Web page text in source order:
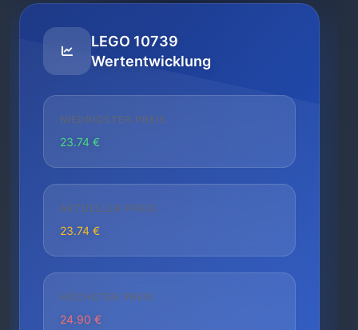
LEGO 10739
Wertentwicklung
NIEDRIGSTER PREIS
23.74 €
AKTUELLER PREIS
23.74 €
HÖCHSTER PREIS
24.90 €